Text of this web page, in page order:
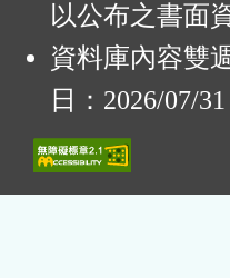
以公布之書面
資料庫內容雙
日：2026/07/31